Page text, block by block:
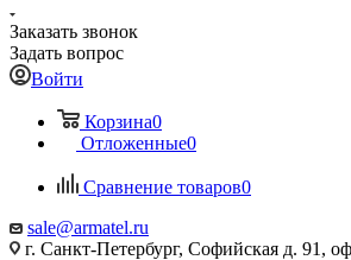
Заказать звонок
Задать вопрос
Войти
Корзина0
Отложенные0
Сравнение товаров0
sale@armatel.ru
г. Санкт-Петербург, Софийская д. 91,